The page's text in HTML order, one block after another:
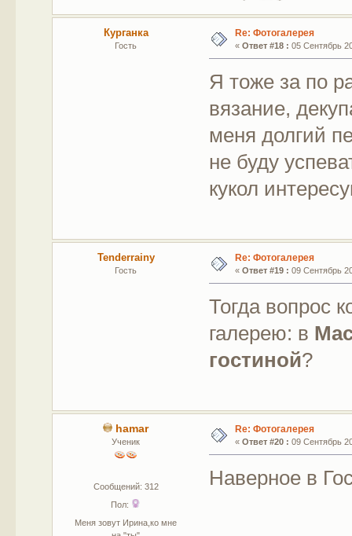
Курганка
Гость
Re: Фотогалерея
« Ответ #18 : 05 Сентябрь
Я тоже за по
вязание,
меня долгий
не буду
кукол
Tenderrainy
Гость
Re: Фотогалерея
« Ответ #19 : 09 Сентябрь
Тогда вопрос
галерею: в
гостиной?
hamar
Ученик
Сообщений: 312
Пол:
Меня зовут Ирина,ко мне
Re: Фотогалерея
« Ответ #20 : 09 Сентябрь
Наверное в